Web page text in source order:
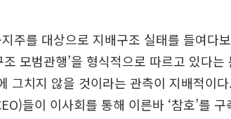
주를 대상으로 지배구조 실태를 들여다
모범관행’을 형식적으로 따르고 있다는
그치지 않을 것이라는 관측이 지배적이
들이 이사회를 통해 이른바 ‘참호’를